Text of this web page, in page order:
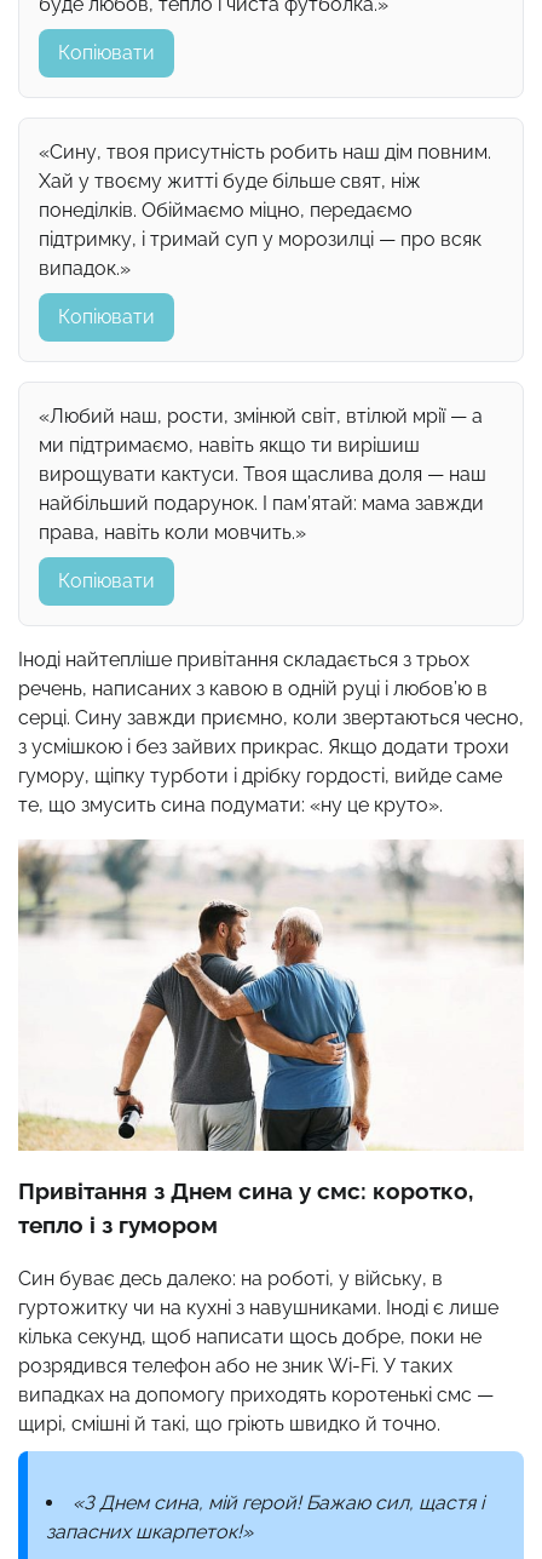
Копіювати
«Сину, твоя присутність робить наш дім повним.
Хай у твоєму житті буде більше свят, ніж
понеділків. Обіймаємо міцно, передаємо
підтримку, і тримай суп у морозилці — про всяк
випадок.»
Копіювати
«Любий наш, рости, змінюй світ, втілюй мрії — а
ми підтримаємо, навіть якщо ти вирішиш
вирощувати кактуси. Твоя щаслива доля — наш
найбільший подарунок. І пам’ятай: мама завжди
права, навіть коли мовчить.»
Копіювати
Іноді найтепліше привітання складається з трьох
речень, написаних з кавою в одній руці і любов’ю в
серці. Сину завжди приємно, коли звертаються чесно,
з усмішкою і без зайвих прикрас. Якщо додати трохи
гумору, щіпку турботи і дрібку гордості, вийде саме
те, що змусить сина подумати: «ну це круто».
Привітання з Днем сина у смс: коротко,
тепло і з гумором
Син буває десь далеко: на роботі, у війську, в
гуртожитку чи на кухні з навушниками. Іноді є лише
кілька секунд, щоб написати щось добре, поки не
розрядився телефон або не зник Wi-Fi. У таких
випадках на допомогу приходять коротенькі смс —
щирі, смішні й такі, що гріють швидко й точно.
«З Днем сина, мій герой! Бажаю сил, щастя і
запасних шкарпеток!»